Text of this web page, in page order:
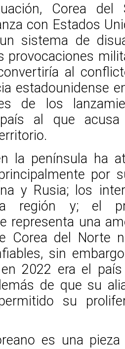
Corea del
con Estados
sistema de
provocaciones
al
estadounidense
de los
país al que
la península ha
por
y Rusia; los
región y; el
representa una
Corea del Norte
sin
2022 era el
de que su
su
es una